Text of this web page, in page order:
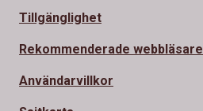
Tillgänglighet
Rekommenderade webbläsare
Användarvillkor